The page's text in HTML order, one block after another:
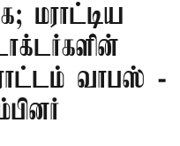
மராட்டிய
வாபஸ் -